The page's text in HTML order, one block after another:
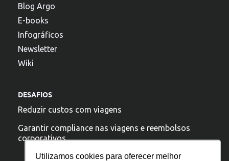
Utilizamos cookies para oferecer melhor
Blog Argo
E-books
Infográficos
Newsletter
Wiki
DESAFIOS
Reduzir custos com viagens
Garantir compliance nas viagens e reembolsos
corporativos